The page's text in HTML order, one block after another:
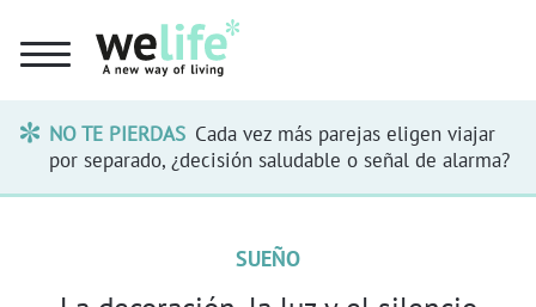
NO TE PIERDAS Cada vez más parejas eligen viajar
por separado, ¿decisión saludable o señal de alarma?
SUEÑO